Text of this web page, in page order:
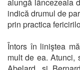
indică drumul de
prin practica
Întors în liniştea
mult de ea. Atunci,